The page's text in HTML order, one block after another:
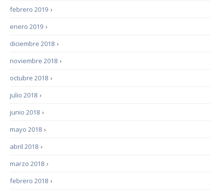
›
febrero 2019
›
enero 2019
›
diciembre 2018
›
noviembre 2018
›
octubre 2018
›
julio 2018
›
junio 2018
›
mayo 2018
›
abril 2018
›
marzo 2018
›
febrero 2018